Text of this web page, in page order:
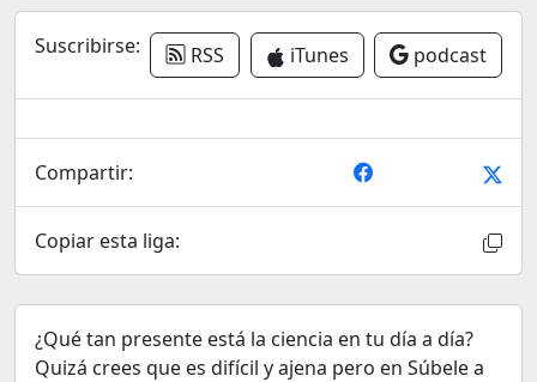
Suscribirse: RSS iTunes podcast
Compartir:
Copiar esta liga:
¿Qué tan presente está la ciencia en tu día a día?
Quizá crees que es difícil y ajena pero en Súbele a